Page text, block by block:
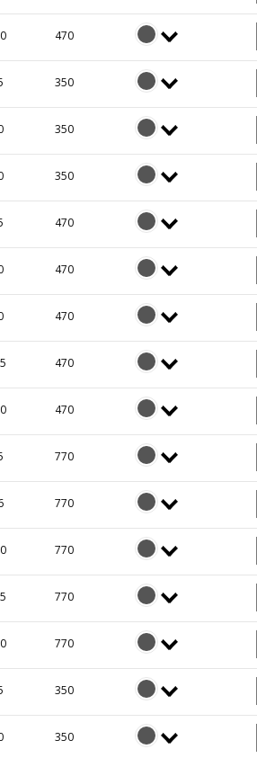
470
350
350
350
470
470
470
470
470
770
770
770
770
770
350
350